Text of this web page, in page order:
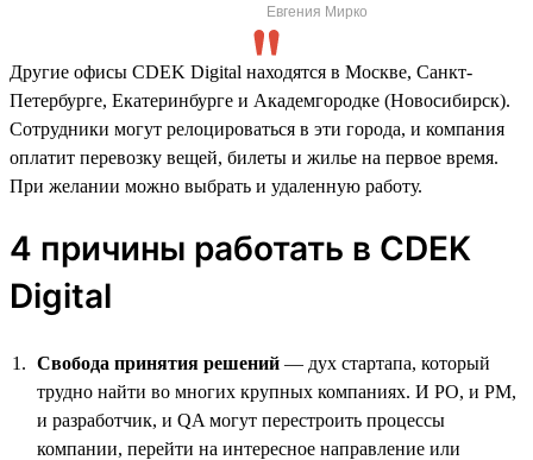
Евгения Мирко
Другие офисы CDEK Digital находятся в Москве, Санкт-
Петербурге, Екатеринбурге и Академгородке (Новосибирск).
Сотрудники могут релоцироваться в эти города, и компания
оплатит перевозку вещей, билеты и жилье на первое время.
При желании можно выбрать и удаленную работу.
4 причины работать в CDEK
Digital
Свобода принятия решений — дух стартапа, который
трудно найти во многих крупных компаниях. И PO, и PM,
и разработчик, и QA могут перестроить процессы
компании, перейти на интересное направление или